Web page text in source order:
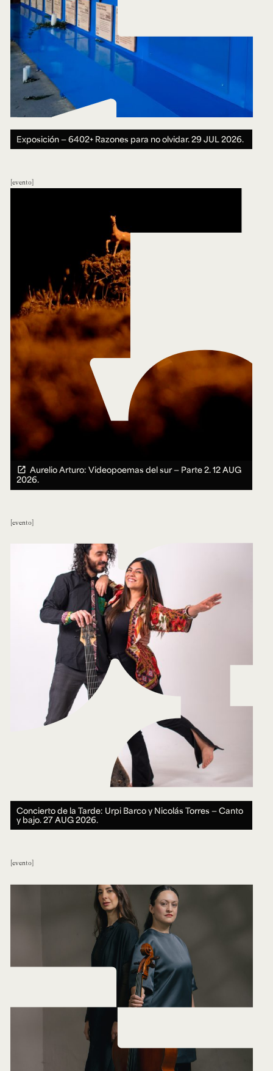
Exposición — 6402+ Razones para no olvidar.29 JUL 2026.
evento
Aurelio Arturo: Videopoemas del sur — Parte 2.12 AUG
2026.
evento
Concierto de la Tarde: Urpi Barco y Nicolás Torres — Canto
y bajo.27 AUG 2026.
evento